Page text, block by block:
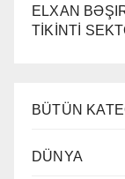
ELXAN
TİKİNTİ
BÜTÜN
DÜNYA